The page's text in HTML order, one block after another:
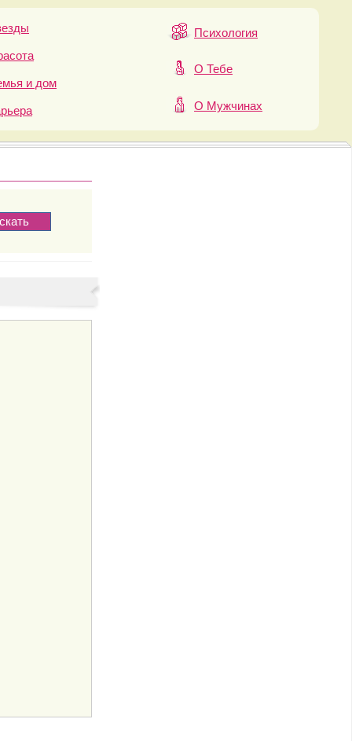
и дом
Психология
О Тебе
О Мужчинах